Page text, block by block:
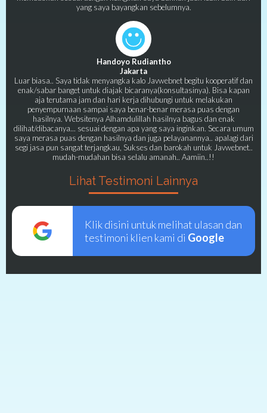
yang saya bayangkan sebelumnya.
Handoyo Rudiantho
Jakarta
Luar biasa.. Saya tidak menyangka kalo Javwebnet begitu kooperatif dan
enak/sabar banget untuk diajak bicaranya(konsultasinya). Bisa kapan
aja terutama jam dan hari kerja dihubungi untuk melakukan
penyempurnaan sampai saya benar-benar merasa puas dengan
hasilnya. Websitenya Alhamdulillah hasilnya bagus dan enak
dilihat/dibacanya... sesuai dengan apa yang saya inginkan. Secara umum
saya merasa puas dengan hasilnya dan juga pelayanannya.. apalagi dari
segi jasa pun sangat terjangkau, Sukses dan barokah untuk Javwebnet..
mudah-mudahan bisa selalu amanah.. Aamiin..!!
Lihat Testimoni Lainnya
Klik disini untuk melihat ulasan dan
testimoni klien kami di Google